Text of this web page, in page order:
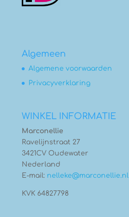
Algemeen
Algemene voorwaarden
Privacyverklaring
WINKEL INFORMATIE
Marconellie
Ravelijnstraat 27
3421CV Oudewater
Nederland
E-mail: nelleke@marconellie.nl
KVK 64827798